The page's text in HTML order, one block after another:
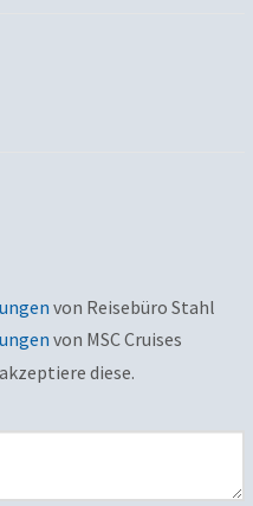
von Reisebüro Stahl
von MSC Cruises
diese.